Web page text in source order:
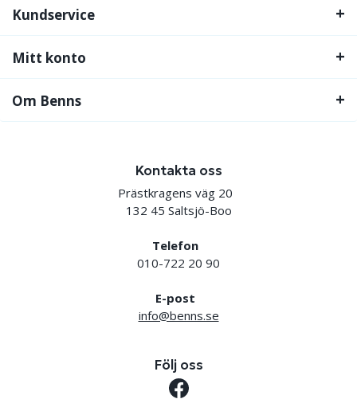
Kundservice
Mitt konto
Om Benns
Kontakta oss
Prästkragens väg 20
132 45 Saltsjö-Boo
Telefon
010-722 20 90
E-post
info@benns.se
Följ oss